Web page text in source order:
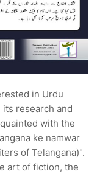
in Urdu
research and
with the
ke namwar
of Telangana)".
art of fiction, the